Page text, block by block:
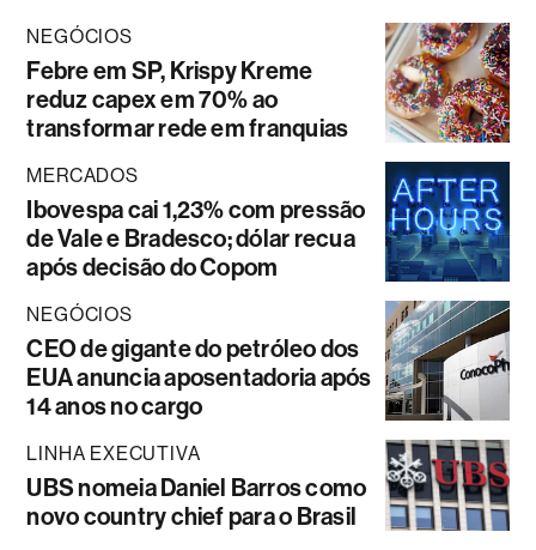
NEGÓCIOS
Febre em SP, Krispy Kreme
reduz capex em 70% ao
transformar rede em franquias
MERCADOS
Ibovespa cai 1,23% com pressão
de Vale e Bradesco; dólar recua
após decisão do Copom
NEGÓCIOS
CEO de gigante do petróleo dos
EUA anuncia aposentadoria após
14 anos no cargo
LINHA EXECUTIVA
UBS nomeia Daniel Barros como
novo country chief para o Brasil